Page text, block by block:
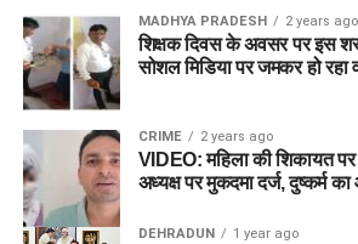
MADHYA PRADESH 2 years ago
शिक्षक दिवस के अवसर पर इस
सोशल मिडिया पर जमकर हो रहा
CRIME 2 years ago
VIDEO: महिला की शिकायत
अध्यक्ष पर मुकदमा दर्ज, दुष्कर्म
DEHRADUN 1 year ago